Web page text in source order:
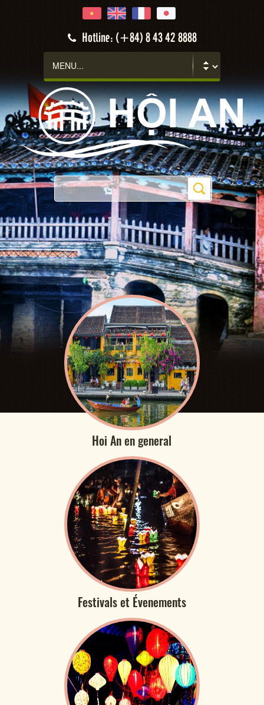
Hotline: (+84) 8 43 42 8888
Hoi An en general
Festivals et Évenements